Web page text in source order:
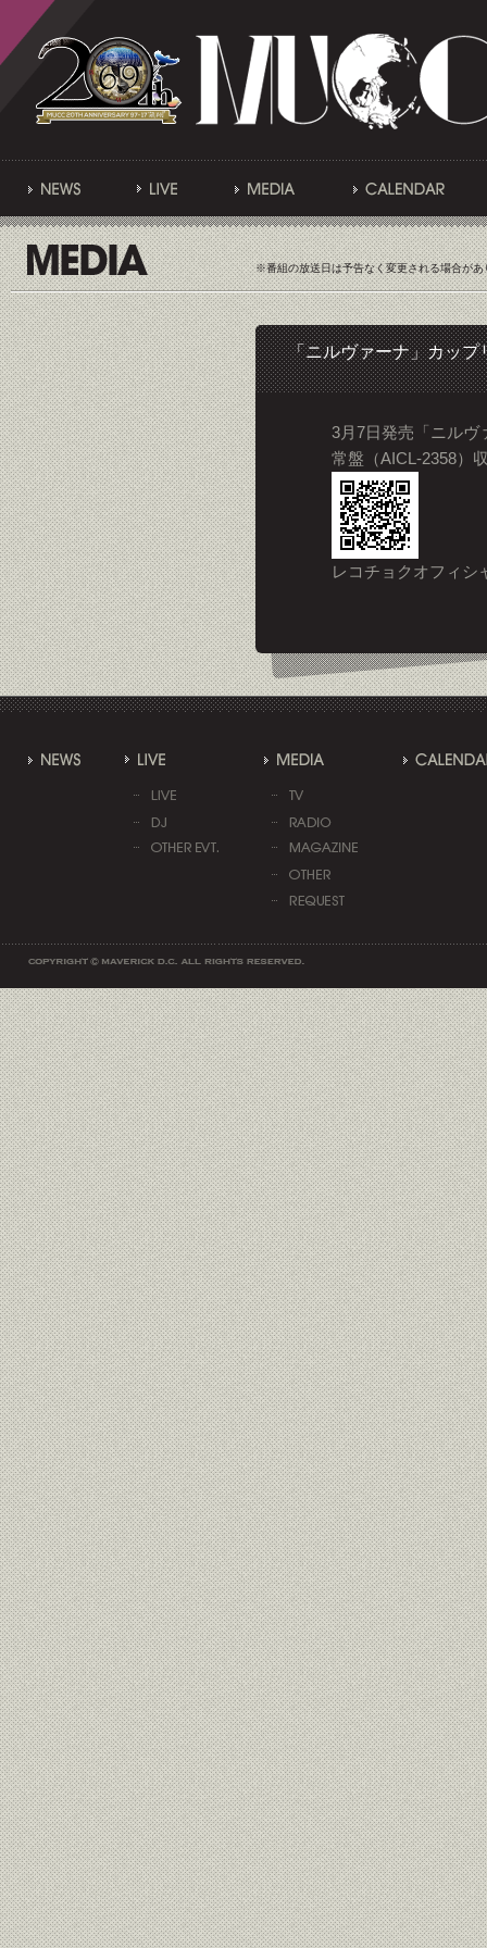
※番組の放送日は予告なく変更される場合が
「ニルヴァーナ」カップ
3月7日発売「ニルヴ
常盤（AICL-2358）
レコチョクオフィシ